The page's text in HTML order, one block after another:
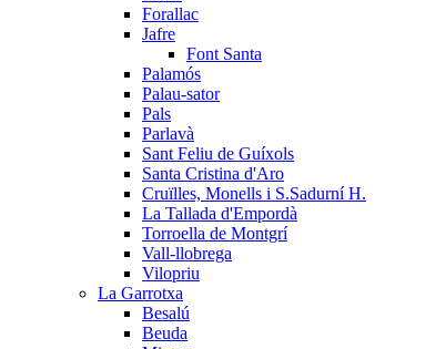
Forallac
Jafre
Font Santa
Palamós
Palau-sator
Pals
Parlavà
Sant Feliu de Guíxols
Santa Cristina d'Aro
Cruïlles, Monells i S.Sadurní H.
La Tallada d'Empordà
Torroella de Montgrí
Vall-llobrega
Vilopriu
La Garrotxa
Besalú
Beuda